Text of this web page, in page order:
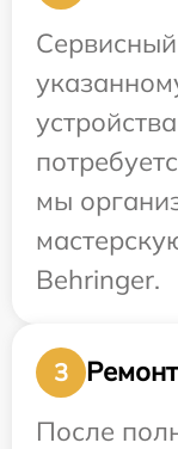
мы
Behringer.
3
После